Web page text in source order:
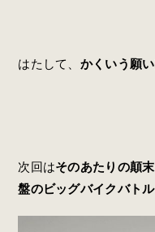
はたして、 かくいう願
次回はそのあたりの顛末
盤のビッグバイクバトル